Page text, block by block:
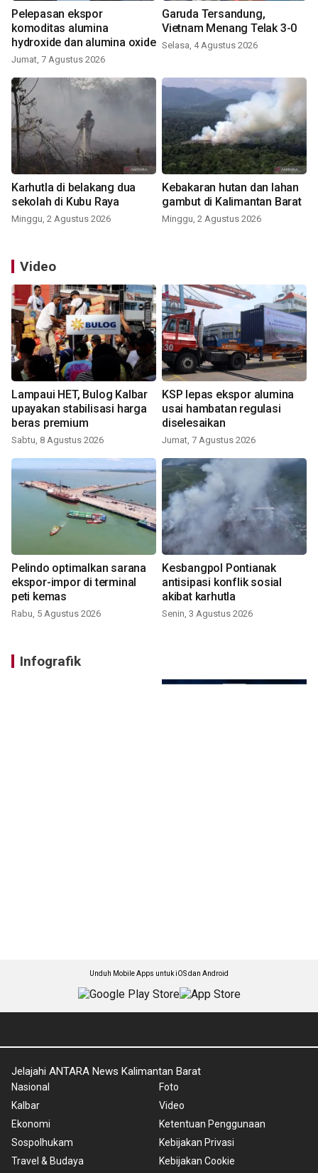
Pelepasan ekspor
komoditas alumina
hydroxide dan alumina oxide
Jumat, 7 Agustus 2026
Garuda Tersandung,
Vietnam Menang Telak 3-0
Selasa, 4 Agustus 2026
Karhutla di belakang dua
sekolah di Kubu Raya
Minggu, 2 Agustus 2026
Kebakaran hutan dan lahan
gambut di Kalimantan Barat
Minggu, 2 Agustus 2026
Video
Lampaui HET, Bulog Kalbar
upayakan stabilisasi harga
beras premium
Sabtu, 8 Agustus 2026
KSP lepas ekspor alumina
usai hambatan regulasi
diselesaikan
Jumat, 7 Agustus 2026
Pelindo optimalkan sarana
ekspor-impor di terminal
peti kemas
Rabu, 5 Agustus 2026
Kesbangpol Pontianak
antisipasi konflik sosial
akibat karhutla
Senin, 3 Agustus 2026
Infografik
Unduh Mobile Apps untuk iOS dan Android
Jelajahi ANTARA News Kalimantan Barat
Nasional
Kalbar
Ekonomi
Sospolhukam
Travel & Budaya
Foto
Video
Ketentuan Penggunaan
Kebijakan Privasi
Kebijakan Cookie